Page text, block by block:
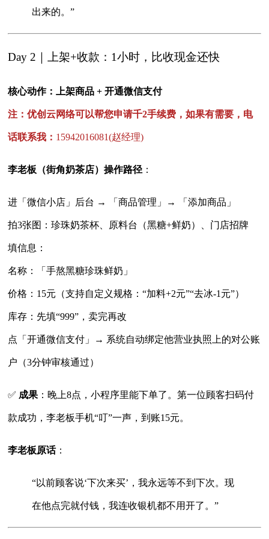
出来的。”
Day 2｜上架+收款：1小时，比收现金还快
核心动作：上架商品 + 开通微信支付
注：优创云网络可以帮您申请千2手续费，如果有需要，电
话联系我： 15942016081(赵经理)
李老板（街角奶茶店）操作路径 ：
进「微信小店」后台 → 「商品管理」→ 「添加商品」
拍3张图：珍珠奶茶杯、原料台（黑糖+鲜奶）、门店招牌
填信息：
名称：「手熬黑糖珍珠鲜奶」
价格：15元（支持自定义规格：“加料+2元”“去冰-1元”）
库存：先填“999”，卖完再改
点「开通微信支付」→ 系统自动绑定他营业执照上的对公账
户（3分钟审核通过）
✅ 成果 ：晚上8点，小程序里能下单了。第一位顾客扫码付
款成功，李老板手机“叮”一声，到账15元。
李老板原话：
“以前顾客说‘下次来买’，我永远等不到下次。现
在他点完就付钱，我连收银机都不用开了。”